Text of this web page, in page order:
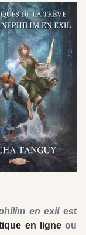
en exilest
en ligneou